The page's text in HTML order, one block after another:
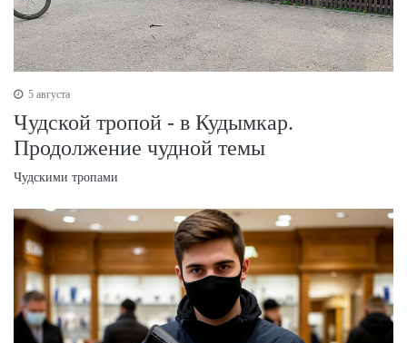
5 августа
Чудской тропой - в Кудымкар.
Продолжение чудной темы
Чудскими тропами